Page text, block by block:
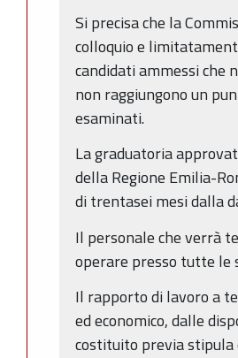
Si precisa che la
colloquio e
candidati ammessi che
non raggiungono un
esaminati.
La graduatoria
della Regione Emilia-
di trentasei mesi dalla
Il personale che verrà
operare presso tutte le
Il rapporto di lavoro a
ed economico, dalle
costituito previa